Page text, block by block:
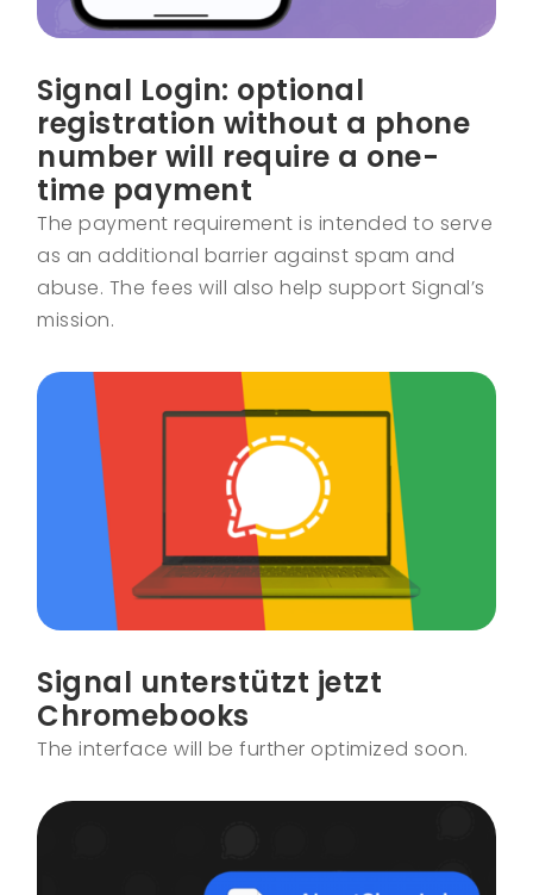
Signal Login: optional
registration without a phone
number will require a one-
time payment
The payment requirement is intended to serve
as an additional barrier against spam and
abuse. The fees will also help support Signal’s
mission.
Signal unterstützt jetzt
Chromebooks
The interface will be further optimized soon.